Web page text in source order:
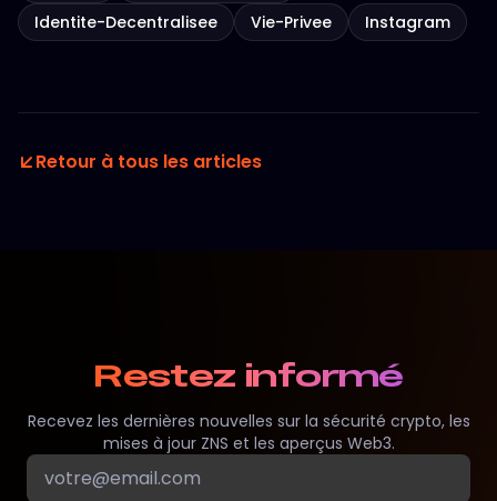
Identite-Decentralisee
Vie-Privee Instagram
Retour à tous les articles
Restez informé
Recevez les dernières nouvelles sur la sécurité crypto, les
mises à jour ZNS et les aperçus Web3.